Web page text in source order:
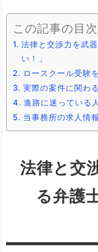
この記事の目次
法律と交渉力を武
い！」
ロースクール受験
実際の案件に関わ
進路に迷っている
当事務所の求人情報
法律と交
る弁護